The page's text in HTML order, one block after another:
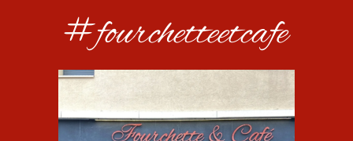
#fourchetteetcafe